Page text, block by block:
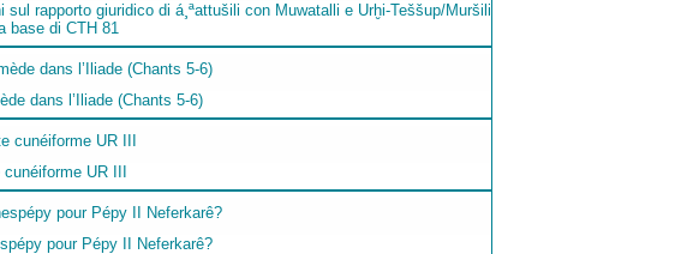
sul rapporto giuridico di á¸ªattušili con Muwatalli e Urḫi-Teššup/Muršili
base di CTH 81
dans l’Iliade (Chants 5-6)
UR III
pour Pépy II Neferkarê?